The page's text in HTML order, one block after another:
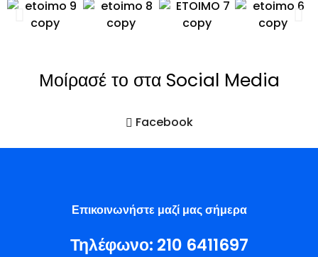
Μοίρασέ το στα Social Media
Facebook
Επικοινωνήστε μαζί μας σήμερα
Τηλέφωνο: 210 6411697